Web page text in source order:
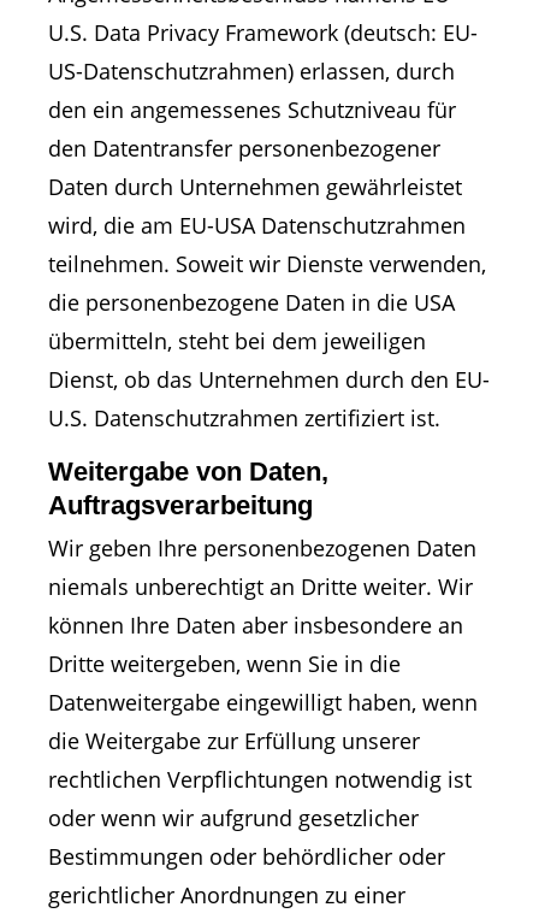
U.S. Data Privacy Framework (deutsch: EU-
US-Datenschutzrahmen) erlassen, durch
den ein angemessenes Schutzniveau für
den Datentransfer personenbezogener
Daten durch Unternehmen gewährleistet
wird, die am EU-USA Datenschutzrahmen
teilnehmen. Soweit wir Dienste verwenden,
die personenbezogene Daten in die USA
übermitteln, steht bei dem jeweiligen
Dienst, ob das Unternehmen durch den EU-
U.S. Datenschutzrahmen zertifiziert ist.
Weitergabe von Daten,
Auftragsverarbeitung
Wir geben Ihre personenbezogenen Daten
niemals unberechtigt an Dritte weiter. Wir
können Ihre Daten aber insbesondere an
Dritte weitergeben, wenn Sie in die
Datenweitergabe eingewilligt haben, wenn
die Weitergabe zur Erfüllung unserer
rechtlichen Verpflichtungen notwendig ist
oder wenn wir aufgrund gesetzlicher
Bestimmungen oder behördlicher oder
gerichtlicher Anordnungen zu einer